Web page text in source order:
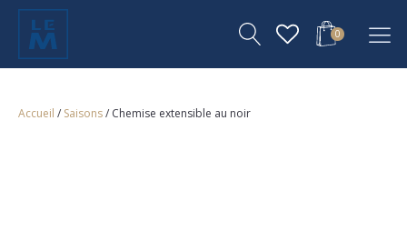
0
Accueil / Saisons/ Chemise extensible au noir